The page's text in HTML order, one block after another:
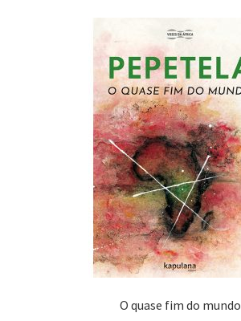
O quase fim do mundo